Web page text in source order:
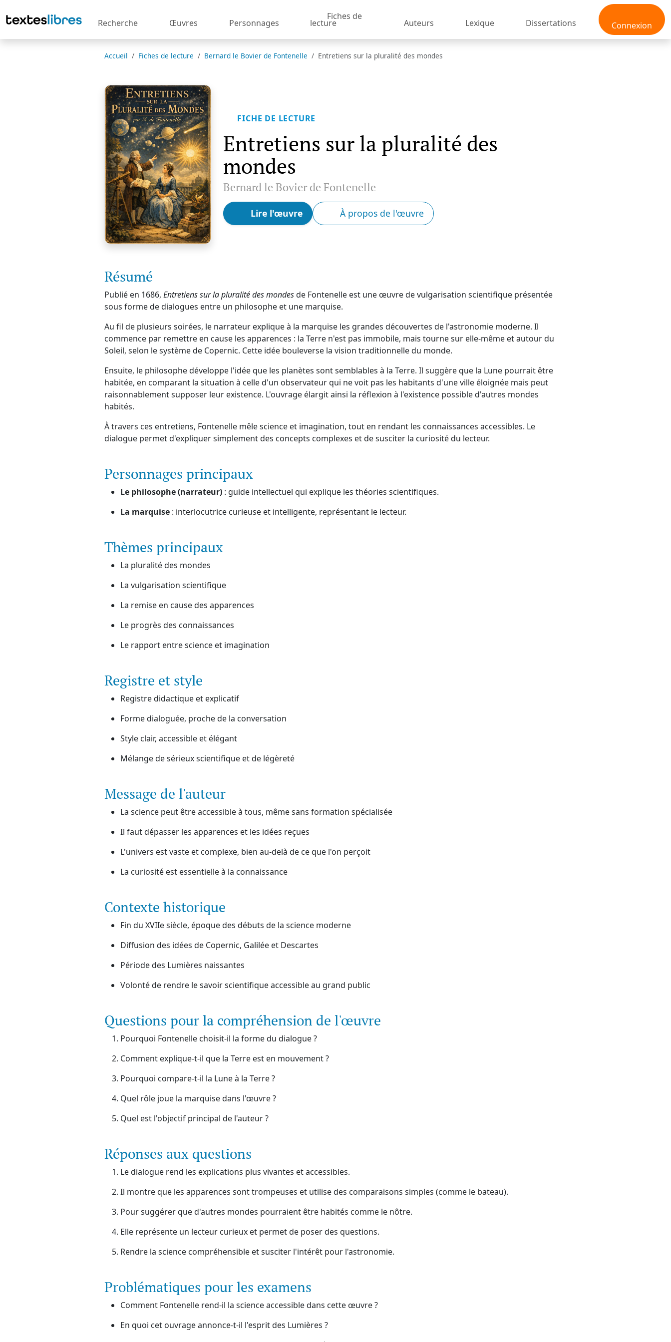
Connexion
Recherche Œuvres Personnages
Fiches de
lecture Auteurs Lexique Dissertations
Accueil Fiches de lecture Bernard le Bovier de Fontenelle Entretiens sur la pluralité des mondes
FICHE DE LECTURE
Entretiens sur la pluralité des
mondes
Bernard le Bovier de Fontenelle
Lire l'œuvre À propos de l'œuvre
Résumé
Publié en 1686, Entretiens sur la pluralité des mondesde Fontenelle est une œuvre de vulgarisation scientifique présentée
sous forme de dialogues entre un philosophe et une marquise.
Au fil de plusieurs soirées, le narrateur explique à la marquise les grandes découvertes de l'astronomie moderne. Il
commence par remettre en cause les apparences : la Terre n'est pas immobile, mais tourne sur elle-même et autour du
Soleil, selon le système de Copernic. Cette idée bouleverse la vision traditionnelle du monde.
Ensuite, le philosophe développe l'idée que les planètes sont semblables à la Terre. Il suggère que la Lune pourrait être
habitée, en comparant la situation à celle d'un observateur qui ne voit pas les habitants d'une ville éloignée mais peut
raisonnablement supposer leur existence. L'ouvrage élargit ainsi la réflexion à l'existence possible d'autres mondes
habités.
À travers ces entretiens, Fontenelle mêle science et imagination, tout en rendant les connaissances accessibles. Le
dialogue permet d'expliquer simplement des concepts complexes et de susciter la curiosité du lecteur.
Personnages principaux
Le philosophe (narrateur) : guide intellectuel qui explique les théories scientifiques.
La marquise : interlocutrice curieuse et intelligente, représentant le lecteur.
Thèmes principaux
La pluralité des mondes
La vulgarisation scientifique
La remise en cause des apparences
Le progrès des connaissances
Le rapport entre science et imagination
Registre et style
Registre didactique et explicatif
Forme dialoguée, proche de la conversation
Style clair, accessible et élégant
Mélange de sérieux scientifique et de légèreté
Message de l'auteur
La science peut être accessible à tous, même sans formation spécialisée
Il faut dépasser les apparences et les idées reçues
L'univers est vaste et complexe, bien au-delà de ce que l'on perçoit
La curiosité est essentielle à la connaissance
Contexte historique
Fin du XVIIe siècle, époque des débuts de la science moderne
Diffusion des idées de Copernic, Galilée et Descartes
Période des Lumières naissantes
Volonté de rendre le savoir scientifique accessible au grand public
Questions pour la compréhension de l'œuvre
Pourquoi Fontenelle choisit-il la forme du dialogue ?
Comment explique-t-il que la Terre est en mouvement ?
Pourquoi compare-t-il la Lune à la Terre ?
Quel rôle joue la marquise dans l'œuvre ?
Quel est l'objectif principal de l'auteur ?
Réponses aux questions
Le dialogue rend les explications plus vivantes et accessibles.
Il montre que les apparences sont trompeuses et utilise des comparaisons simples (comme le bateau).
Pour suggérer que d'autres mondes pourraient être habités comme le nôtre.
Elle représente un lecteur curieux et permet de poser des questions.
Rendre la science compréhensible et susciter l'intérêt pour l'astronomie.
Problématiques pour les examens
Comment Fontenelle rend-il la science accessible dans cette œuvre ?
En quoi cet ouvrage annonce-t-il l'esprit des Lumières ?